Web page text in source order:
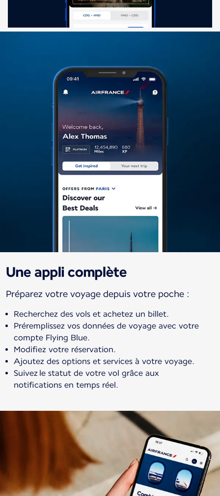
Une appli complète
Préparez votre voyage depuis votre poche :
Recherchez des vols et achetez un billet.
Préremplissez vos données de voyage avec votre
compte Flying Blue.
Modifiez votre réservation.
Ajoutez des options et services à votre voyage.
Suivez le statut de votre vol grâce aux
notifications en temps réel.